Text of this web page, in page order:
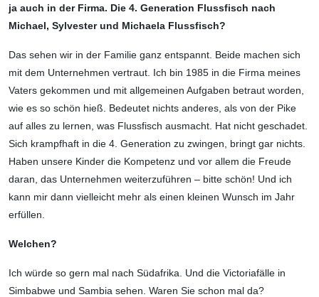
ja auch in der Firma. Die 4. Generation Flussfisch nach
Michael, Sylvester und Michaela Flussfisch?
Das sehen wir in der Familie ganz entspannt. Beide machen sich
mit dem Unternehmen vertraut. Ich bin 1985 in die Firma meines
Vaters gekommen und mit allgemeinen Aufgaben betraut worden,
wie es so schön hieß. Bedeutet nichts anderes, als von der Pike
auf alles zu lernen, was Flussfisch ausmacht. Hat nicht geschadet.
Sich krampfhaft in die 4. Generation zu zwingen, bringt gar nichts.
Haben unsere Kinder die Kompetenz und vor allem die Freude
daran, das Unternehmen weiterzuführen – bitte schön! Und ich
kann mir dann vielleicht mehr als einen kleinen Wunsch im Jahr
erfüllen.
Welchen?
Ich würde so gern mal nach Südafrika. Und die Victoriafälle in
Simbabwe und Sambia sehen. Waren Sie schon mal da?